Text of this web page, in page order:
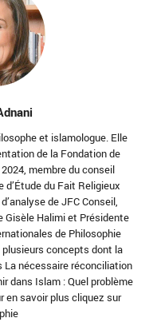
et islamologue. Elle
de la Fondation de
membre du conseil
du Fait Religieux
de JFC Conseil,
Gisèle Halimi et Présidente
de Philosophie
plusieurs concepts dont la
La nécessaire réconciliation
dans Islam : Quel problème
en savoir plus cliquez sur